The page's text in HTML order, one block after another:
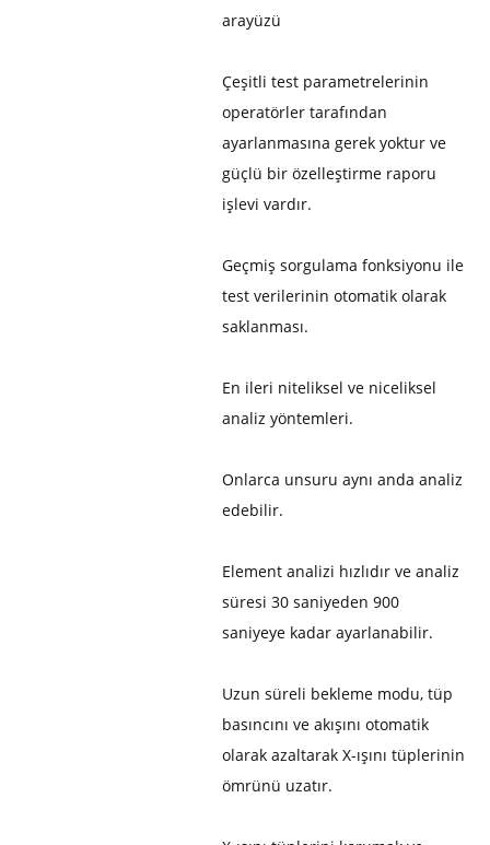
arayüzü
Çeşitli test parametrelerinin
operatörler tarafından
ayarlanmasına gerek yoktur ve
güçlü bir özelleştirme raporu
işlevi vardır.
Geçmiş sorgulama fonksiyonu ile
test verilerinin otomatik olarak
saklanması.
En ileri niteliksel ve niceliksel
analiz yöntemleri.
Onlarca unsuru aynı anda analiz
edebilir.
Element analizi hızlıdır ve analiz
süresi 30 saniyeden 900
saniyeye kadar ayarlanabilir.
Uzun süreli bekleme modu, tüp
basıncını ve akışını otomatik
olarak azaltarak X-ışını tüplerinin
ömrünü uzatır.